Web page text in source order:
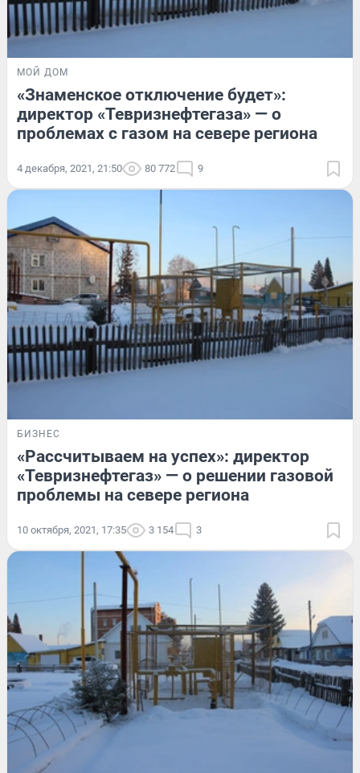
МОЙ ДОМ
«Знаменское отключение будет»:
директор «Тевризнефтегаза» — о
проблемах с газом на севере региона
4 декабря, 2021, 21:50 80 772 9
БИЗНЕС
«Рассчитываем на успех»: директор
«Тевризнефтегаз» — о решении газовой
проблемы на севере региона
10 октября, 2021, 17:35 3 154 3